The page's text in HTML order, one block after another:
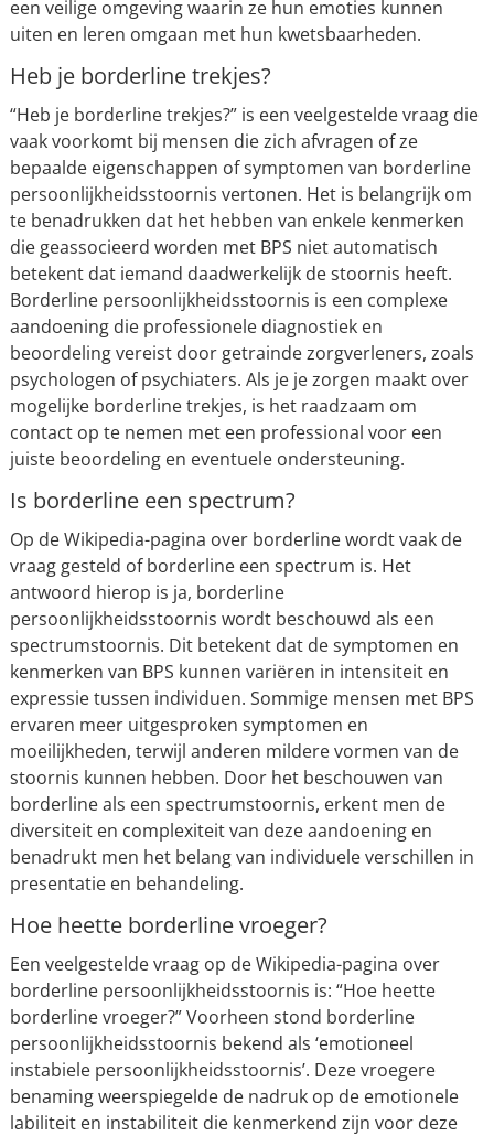
een veilige omgeving waarin ze hun emoties kunnen
uiten en leren omgaan met hun kwetsbaarheden.
Heb je borderline trekjes?
“Heb je borderline trekjes?” is een veelgestelde vraag die
vaak voorkomt bij mensen die zich afvragen of ze
bepaalde eigenschappen of symptomen van borderline
persoonlijkheidsstoornis vertonen. Het is belangrijk om
te benadrukken dat het hebben van enkele kenmerken
die geassocieerd worden met BPS niet automatisch
betekent dat iemand daadwerkelijk de stoornis heeft.
Borderline persoonlijkheidsstoornis is een complexe
aandoening die professionele diagnostiek en
beoordeling vereist door getrainde zorgverleners, zoals
psychologen of psychiaters. Als je je zorgen maakt over
mogelijke borderline trekjes, is het raadzaam om
contact op te nemen met een professional voor een
juiste beoordeling en eventuele ondersteuning.
Is borderline een spectrum?
Op de Wikipedia-pagina over borderline wordt vaak de
vraag gesteld of borderline een spectrum is. Het
antwoord hierop is ja, borderline
persoonlijkheidsstoornis wordt beschouwd als een
spectrumstoornis. Dit betekent dat de symptomen en
kenmerken van BPS kunnen variëren in intensiteit en
expressie tussen individuen. Sommige mensen met BPS
ervaren meer uitgesproken symptomen en
moeilijkheden, terwijl anderen mildere vormen van de
stoornis kunnen hebben. Door het beschouwen van
borderline als een spectrumstoornis, erkent men de
diversiteit en complexiteit van deze aandoening en
benadrukt men het belang van individuele verschillen in
presentatie en behandeling.
Hoe heette borderline vroeger?
Een veelgestelde vraag op de Wikipedia-pagina over
borderline persoonlijkheidsstoornis is: “Hoe heette
borderline vroeger?” Voorheen stond borderline
persoonlijkheidsstoornis bekend als ‘emotioneel
instabiele persoonlijkheidsstoornis’. Deze vroegere
benaming weerspiegelde de nadruk op de emotionele
labiliteit en instabiliteit die kenmerkend zijn voor deze